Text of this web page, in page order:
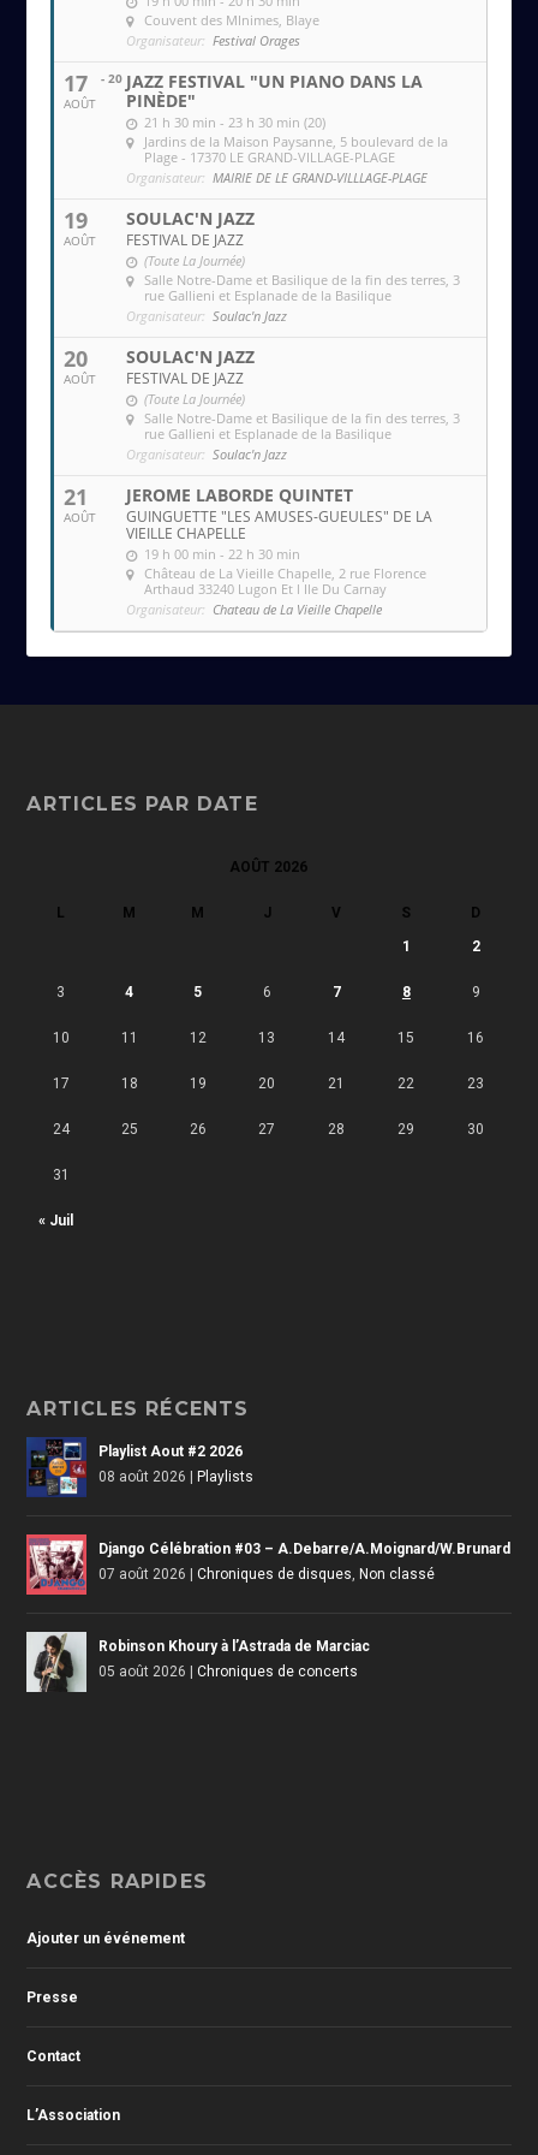
Couvent des MInimes , Blaye
Organisateur: Festival Orages
17
AOÛT
- 20 JAZZ FESTIVAL "UN PIANO DANS LA
PINÈDE"
21 h 30 min - 23 h 30 min (20)
Jardins de la Maison Paysanne , 5 boulevard de la
Plage - 17370 LE GRAND-VILLAGE-PLAGE
Organisateur: MAIRIE DE LE GRAND-VILLLAGE-PLAGE
19
AOÛT
SOULAC'N JAZZ
FESTIVAL DE JAZZ
(Toute La Journée)
Salle Notre-Dame et Basilique de la fin des terres , 3
rue Gallieni et Esplanade de la Basilique
Organisateur: Soulac'n Jazz
20
AOÛT
SOULAC'N JAZZ
FESTIVAL DE JAZZ
(Toute La Journée)
Salle Notre-Dame et Basilique de la fin des terres , 3
rue Gallieni et Esplanade de la Basilique
Organisateur: Soulac'n Jazz
21
AOÛT
JEROME LABORDE QUINTET
GUINGUETTE "LES AMUSES-GUEULES" DE LA
VIEILLE CHAPELLE
19 h 00 min - 22 h 30 min
Château de La Vieille Chapelle , 2 rue Florence
Arthaud 33240 Lugon Et l Ile Du Carnay
Organisateur: Chateau de La Vieille Chapelle
ARTICLES PAR DATE
AOÛT 2026
L M M J V S D
« Juil
1 2
3 4 5 6 7 8 9
10 11 12 13 14 15 16
17 18 19 20 21 22 23
24 25 26 27 28 29 30
31
ARTICLES RÉCENTS
Playlist Aout #2 2026
08 août 2026 |Playlists
Django Célébration #03 – A.Debarre/A.Moignard/W.Brunard
07 août 2026 |Chroniques de disques ,Non classé
Robinson Khoury à l’Astrada de Marciac
05 août 2026 |Chroniques de concerts
ACCÈS RAPIDES
Ajouter un événement
Presse
Contact
L’Association